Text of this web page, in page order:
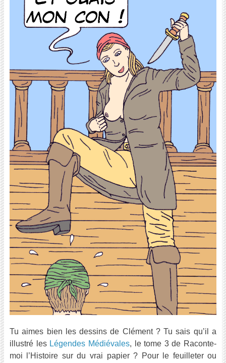
Tu aimes bien les dessins de Clément ? Tu sais qu’il a
illustré les Légendes Médiévales, le tome 3 de Raconte-
moi l’Histoire sur du vrai papier ? Pour le feuilleter ou